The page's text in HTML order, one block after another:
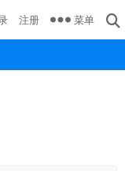
注册 菜单